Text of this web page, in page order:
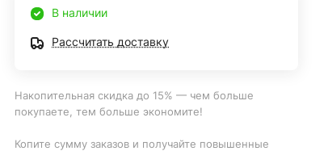
В наличии
Рассчитать доставку
Накопительная скидка до 15% — чем больше
покупаете, тем больше экономите!
Копите сумму заказов и получайте повышенные